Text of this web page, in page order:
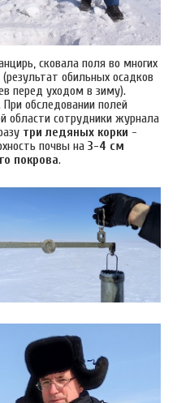
сковала поля во многих
обильных осадков
перед уходом в зиму).
При обследовании полей
области сотрудники журнала
три ледяных корки -
почвы на 3-4 см
покрова.